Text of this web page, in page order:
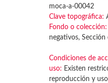
moca-a-00042
Clave topográfica:
Fondo o colección:
negativos, Sección
Condiciones de
uso: Existen
reproducción y